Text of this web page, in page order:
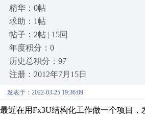
精华：0帖
求助：1帖
帖子：2帖 | 15回
年度积分：0
历史总积分：97
注册：2012年7月15日
发表于：2022-03-25 19:36:09
最近在用Fx3U结构化工作做一个项目